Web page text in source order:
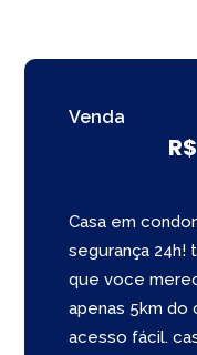
Venda
Casa em
segurança
que voce
apenas 5km do
acesso fácil.